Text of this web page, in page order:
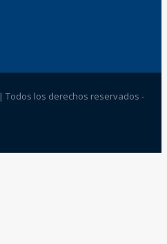
| Todos los derechos reservados -